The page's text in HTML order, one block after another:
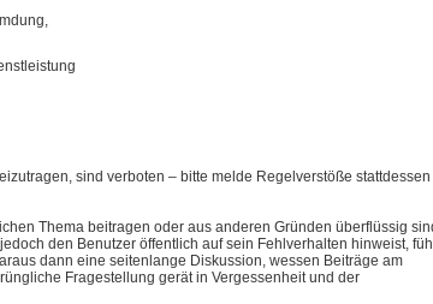
sind verboten – bitte melde Regelverstöße stattdessen
Thema beitragen oder aus anderen Gründen überflüssig
den Benutzer öffentlich auf sein Fehlverhalten hinweist,
dann eine seitenlange Diskussion, wessen Beiträge am
Fragestellung gerät in Vergessenheit und der